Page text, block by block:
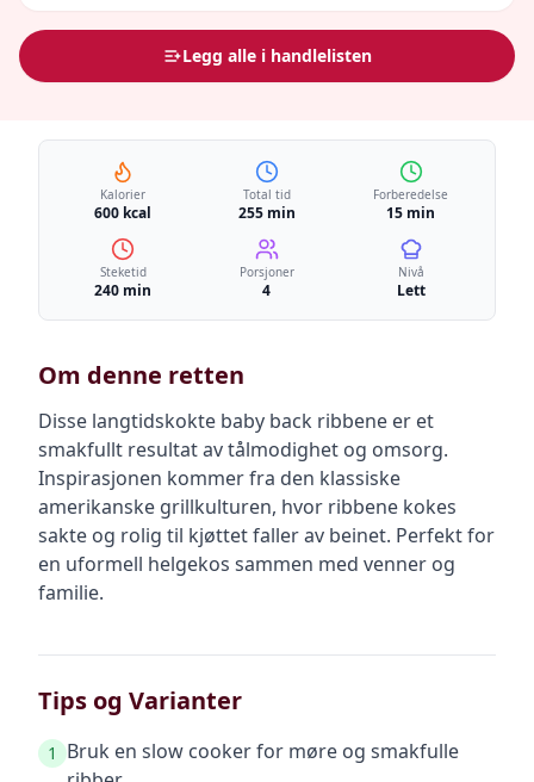
Legg alle i handlelisten
Kalorier
600 kcal
Total tid
255 min
Forberedelse
15 min
Steketid
240 min
Porsjoner
4
Nivå
Lett
Om denne retten
Disse langtidskokte baby back ribbene er et
smakfullt resultat av tålmodighet og omsorg.
Inspirasjonen kommer fra den klassiske
amerikanske grillkulturen, hvor ribbene kokes
sakte og rolig til kjøttet faller av beinet. Perfekt for
en uformell helgekos sammen med venner og
familie.
Tips og Varianter
1
Bruk en slow cooker for møre og smakfulle